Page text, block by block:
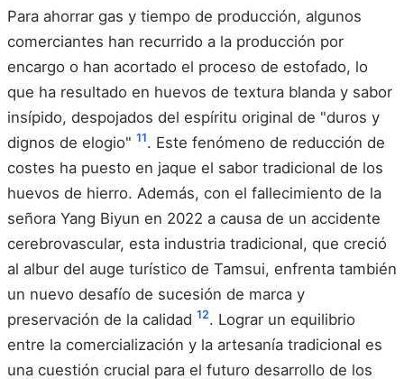
Para ahorrar gas y tiempo de producción, algunos
comerciantes han recurrido a la producción por
encargo o han acortado el proceso de estofado, lo
que ha resultado en huevos de textura blanda y sabor
insípido, despojados del espíritu original de "duros y
dignos de elogio" 11. Este fenómeno de reducción de
costes ha puesto en jaque el sabor tradicional de los
huevos de hierro. Además, con el fallecimiento de la
señora Yang Biyun en 2022 a causa de un accidente
cerebrovascular, esta industria tradicional, que creció
al albur del auge turístico de Tamsui, enfrenta también
un nuevo desafío de sucesión de marca y
preservación de la calidad 12. Lograr un equilibrio
entre la comercialización y la artesanía tradicional es
una cuestión crucial para el futuro desarrollo de los